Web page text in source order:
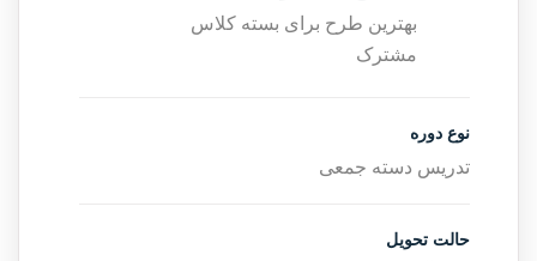
بهترین طرح برای بسته کلاس
مشترک
نوع دوره
تدریس دسته جمعی
حالت تحویل